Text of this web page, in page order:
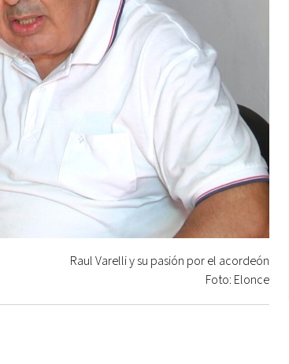
Raul Varelli y su pasión por el acordeón
Foto: Elonce